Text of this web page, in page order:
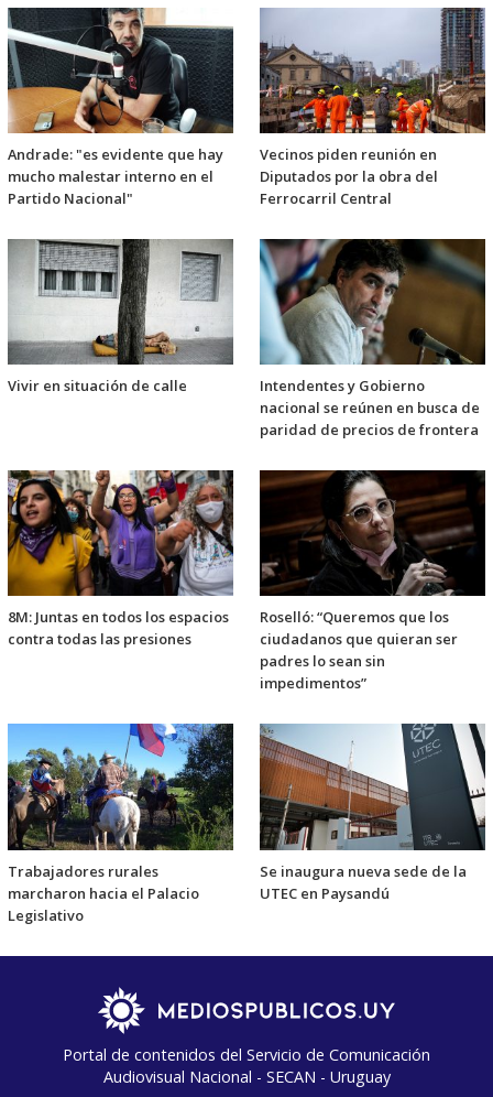
Andrade: "es evidente que hay
mucho malestar interno en el
Partido Nacional"
Vecinos piden reunión en
Diputados por la obra del
Ferrocarril Central
Vivir en situación de calle
Intendentes y Gobierno
nacional se reúnen en busca de
paridad de precios de frontera
8M: Juntas en todos los espacios
contra todas las presiones
Roselló: “Queremos que los
ciudadanos que quieran ser
padres lo sean sin
impedimentos”
Trabajadores rurales
marcharon hacia el Palacio
Legislativo
Se inaugura nueva sede de la
UTEC en Paysandú
Portal de contenidos del Servicio de Comunicación
Audiovisual Nacional - SECAN - Uruguay